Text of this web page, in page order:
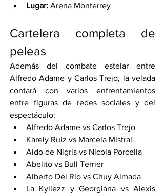
Lugar: Arena Monterrey
Cartelera completa de
peleas
Además del combate estelar entre
Alfredo Adame y Carlos Trejo, la velada
contará con varios enfrentamientos
entre figuras de redes sociales y del
espectáculo:
Alfredo Adame vs Carlos Trejo
Karely Ruiz vs Marcela Mistral
Aldo de Nigris vs Nicola Porcella
Abelito vs Bull Terrier
Alberto Del Río vs Chuy Almada
La Kyliezz y Georgiana vs Alexis